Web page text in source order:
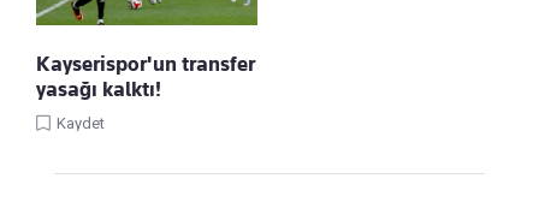
Kayserispor'un transfer
yasağı kalktı!
Kaydet